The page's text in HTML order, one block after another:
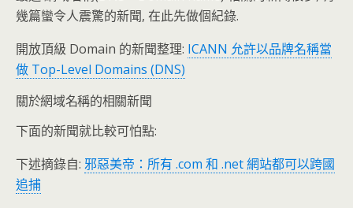
幾篇蠻令人震驚的新聞, 在此先做個紀錄.
開放頂級 Domain 的新聞整理: ICANN 允許以品牌名稱當
做 Top-Level Domains (DNS)
關於網域名稱的相關新聞
下面的新聞就比較可怕點:
下述摘錄自: 邪惡美帝：所有 .com 和 .net 網站都可以跨國
追捕